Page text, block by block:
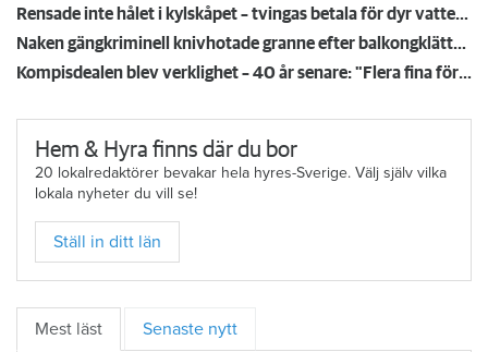
Rensade inte hålet i kylskåpet – tvingas betala för dyr vattenskada
Naken gängkriminell knivhotade granne efter balkongklättring
Kompisdealen blev verklighet – 40 år senare: "Flera fina fördelar med att dela bostad"
Hem & Hyra finns där du bor
20 lokalredaktörer bevakar hela hyres-Sverige. Välj själv vilka
lokala nyheter du vill se!
Ställ in ditt län
Mest läst Senaste nytt